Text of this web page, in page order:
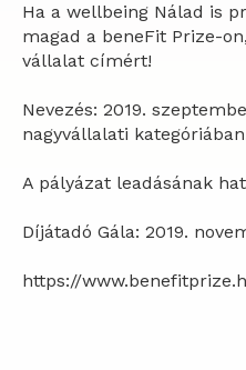
Ha a wellbeing Nálad is
magad a beneFit Prize-
vállalat címért!
Nevezés: 2019.
nagyvállalati
A pályázat leadásának
Díjátadó Gála: 2019.
https://